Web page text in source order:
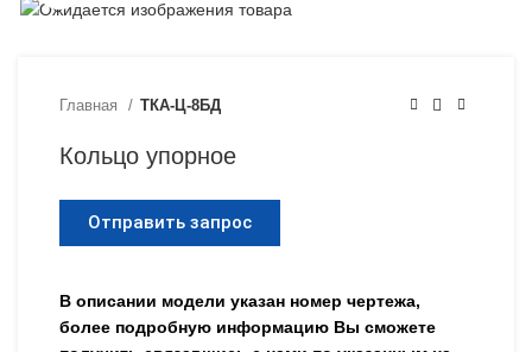
Главная ТКА-Ц-8БД
Кольцо упорное
Отправить запрос
В описании модели указан номер чертежа,
более подробную информацию Вы сможете